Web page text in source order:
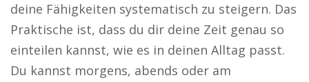
deine Fähigkeiten systematisch zu steigern. Das
Praktische ist, dass du dir deine Zeit genau so
einteilen kannst, wie es in deinen Alltag passt.
Du kannst morgens, abends oder am